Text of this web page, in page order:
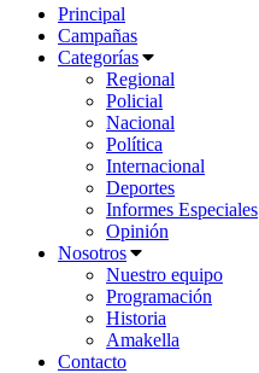
Principal
Campañas
Categorías
Regional
Policial
Nacional
Política
Internacional
Deportes
Informes Especiales
Opinión
Nosotros
Nuestro equipo
Programación
Historia
Amakella
Contacto